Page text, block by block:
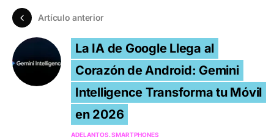
Artículo anterior
La IA de Google Llega al
Corazón de Android: Gemini
Intelligence Transforma tu Móvil
en 2026
ADELANTOS SMARTPHONES